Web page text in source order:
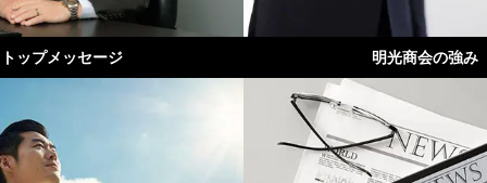
トップメッセージ 明光商会の強み